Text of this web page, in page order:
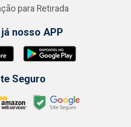
para Retirada
nosso APP
Seguro